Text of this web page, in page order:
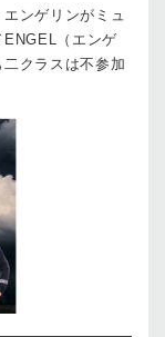
ンゲリンがミュ
（エンゲ
クラスは不参加